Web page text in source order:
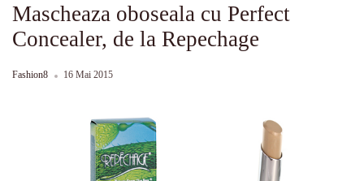
Mascheaza oboseala cu Perfect
Concealer, de la Repechage
Fashion8 16 Mai 2015